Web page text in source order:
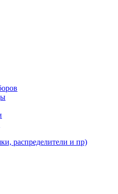
распределители и пр)